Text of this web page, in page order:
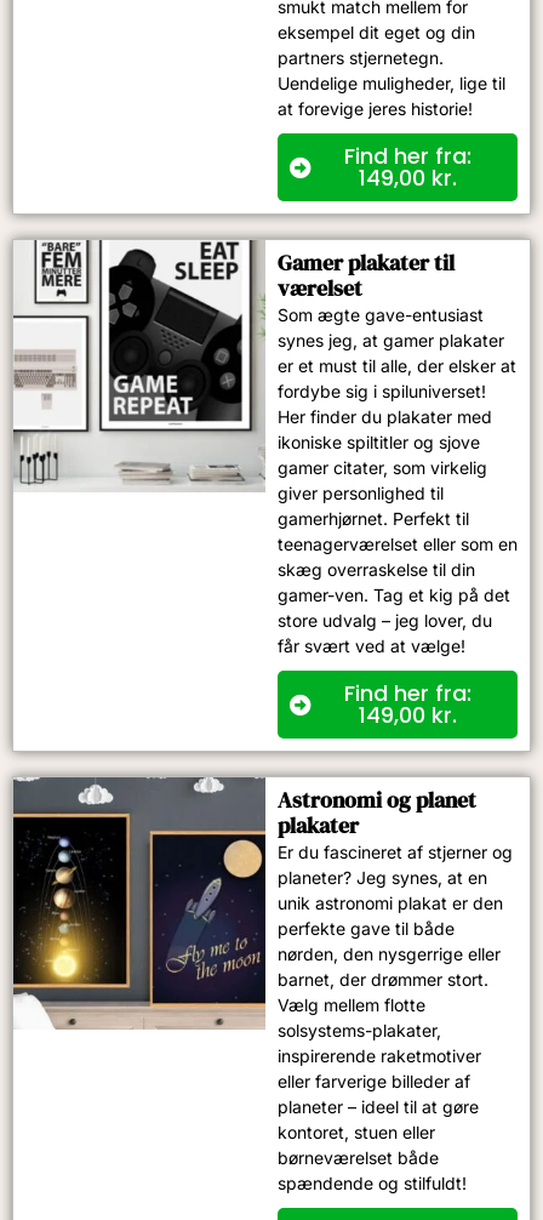
smukt match mellem for
eksempel dit eget og din
partners stjernetegn.
Uendelige muligheder, lige til
at forevige jeres historie!
Find her fra:
149,00 kr.
Gamer plakater til
værelset
Som ægte gave-entusiast
synes jeg, at gamer plakater
er et must til alle, der elsker at
fordybe sig i spiluniverset!
Her finder du plakater med
ikoniske spiltitler og sjove
gamer citater, som virkelig
giver personlighed til
gamerhjørnet. Perfekt til
teenagerværelset eller som en
skæg overraskelse til din
gamer-ven. Tag et kig på det
store udvalg – jeg lover, du
får svært ved at vælge!
Find her fra:
149,00 kr.
Astronomi og planet
plakater
Er du fascineret af stjerner og
planeter? Jeg synes, at en
unik astronomi plakat er den
perfekte gave til både
nørden, den nysgerrige eller
barnet, der drømmer stort.
Vælg mellem flotte
solsystems-plakater,
inspirerende raketmotiver
eller farverige billeder af
planeter – ideel til at gøre
kontoret, stuen eller
børneværelset både
spændende og stilfuldt!